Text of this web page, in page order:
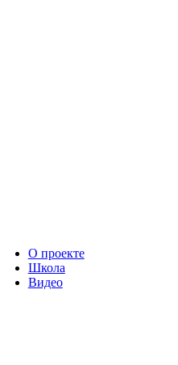
О проекте
Школа
Видео